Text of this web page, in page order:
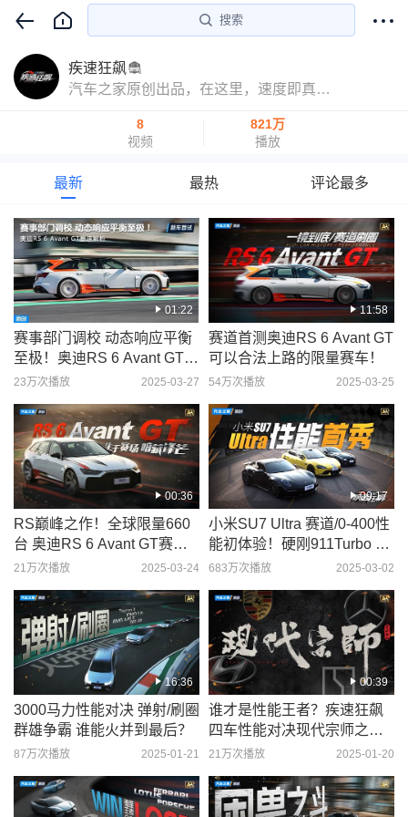
搜索
疾速狂飙
汽车之家原创出品，在这里，速度即真理、马力即正义！
8
视频
821万
播放
最新 最热 评论最多
01:22
赛事部门调校 动态响应平衡
至极！奥迪RS 6 Avant GT圈
速解析
2025-03-27
23万次播放
11:58
赛道首测奥迪RS 6 Avant GT
可以合法上路的限量赛车！
2025-03-25
54万次播放
00:36
RS巅峰之作！全球限量660
台 奥迪RS 6 Avant GT赛道
首秀 明日上线
2025-03-24
21万次播放
09:17
小米SU7 Ultra 赛道/0-400性
能初体验！硬刚911Turbo S/
日产GT-R
2025-03-02
683万次播放
16:36
3000马力性能对决 弹射/刷圈
群雄争霸 谁能火并到最后？
2025-01-21
87万次播放
00:39
谁才是性能王者？疾速狂飙
四车性能对决现代宗师之争
21日上线！
2025-01-20
21万次播放